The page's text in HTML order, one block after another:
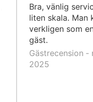
Bra, vänlig
liten skala. Man
verkligen som
gäst.
Gästrecension ‐
2025